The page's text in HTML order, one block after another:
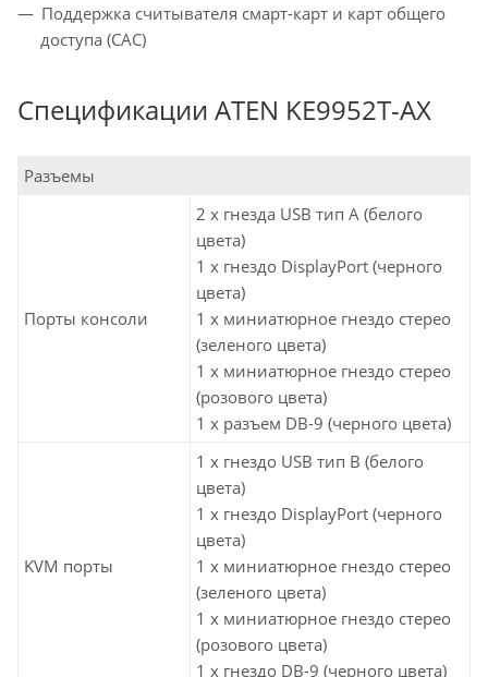
Поддержка считывателя смарт-карт и карт общего
доступа (CAC)
Спецификации ATEN KE9952T-AX
Разъемы
Порты консоли
2 x гнезда USB тип A (белого
цвета)
1 x гнездо DisplayPort (черного
цвета)
1 x миниатюрное гнездо стерео
(зеленого цвета)
1 x миниатюрное гнездо стерео
(розового цвета)
1 x разъем DB-9 (черного цвета)
KVM порты
1 x гнездо USB тип В (белого
цвета)
1 x гнездо DisplayPort (черного
цвета)
1 x миниатюрное гнездо стерео
(зеленого цвета)
1 x миниатюрное гнездо стерео
(розового цвета)
1 x гнездо DB-9 (черного цвета)